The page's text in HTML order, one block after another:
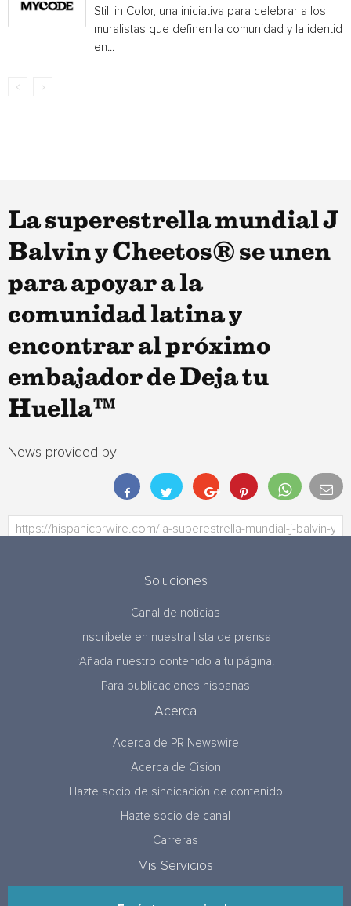
Still in Color, una iniciativa para celebrar a los
muralistas que definen la comunidad y la
en...
La superestrella mundial J
Balvin y Cheetos® se unen
para apoyar a la
comunidad latina y
encontrar al próximo
embajador de Deja tu
Huella™
News provided by:
Soluciones
Canal de noticias
Inscríbete en nuestra lista de prensa
¡Añada nuestro contenido a tu página!
Para publicaciones hispanas
Acerca
Acerca de PR Newswire
Acerca de Cision
Hazte socio de sindicación de contenido
Hazte socio de canal
Carreras
Mis Servicios